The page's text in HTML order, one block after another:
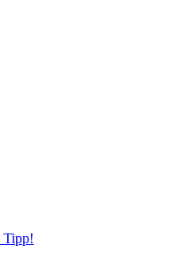
Tipp!